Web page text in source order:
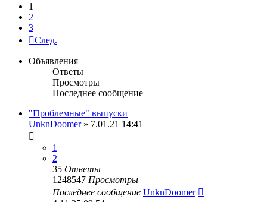
1
2
3
След.
Объявления
Ответы
Просмотры
Последнее сообщение
"Проблемные" выпуски
UnknDoomer» 7.01.21 14:41
1
2
35 Ответы
1248547 Просмотры
Последнее сообщение UnknDoomer